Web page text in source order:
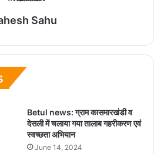
Sahu
Betul news: ग्राम कासमारखंडी व
देसली में चलाया गया तालाब गहरीकरण एवं
स्वच्छता अभियान
June 14, 2024